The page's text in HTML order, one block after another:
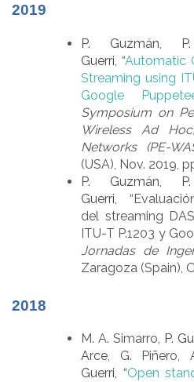
2019
P. Guzmán
Guerri , “Automatic
Streaming using
Google
Symposium on
Wireless Ad
Networks (PE-
(USA), Nov. 2019,
P. Guzmán
Guerri ,
del streaming
ITU-T P.1203 y
Jornadas de
Zaragoza (Spain),
2018
M. A. Simarro, P.
Arce, G. Piñero,
Guerri, “Open